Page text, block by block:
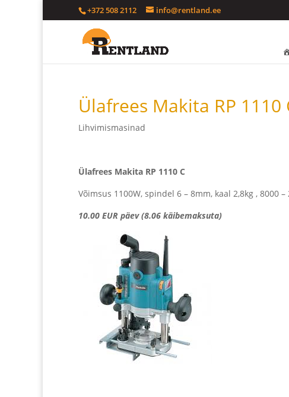
+372 508 2112 info@rentland.ee
Ülafrees Makita RP 1110
Lihvimismasinad
Ülafrees Makita RP 1110 C
Võimsus 1100W, spindel 6 – 8mm, kaal 2,8kg , 8000
10.00 EUR päev (8.06 käibemaksuta)